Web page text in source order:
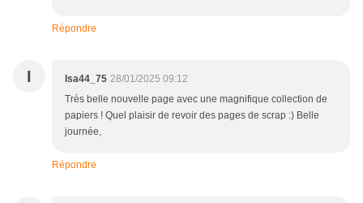
Répondre
I Isa44_75 28/01/2025 09:12
Très belle nouvelle page avec une magnifique collection de
papiers ! Quel plaisir de revoir des pages de scrap :) Belle
journée,
Répondre